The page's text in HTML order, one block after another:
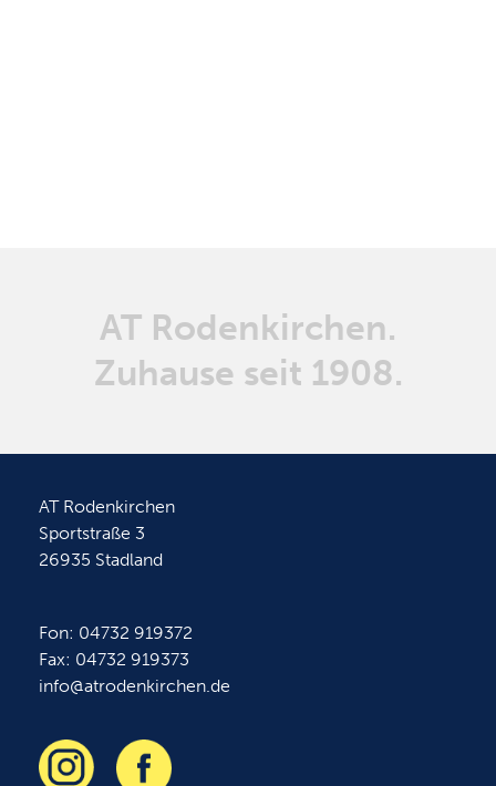
AT Rodenkirchen.
Zuhause seit 1908.
AT Rodenkirchen
Sportstraße 3
26935 Stadland
Fon: 04732 919372
Fax: 04732 919373
info@atrodenkirchen.de